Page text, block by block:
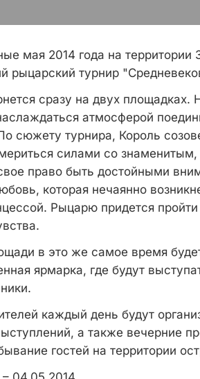
мая 2014 года на территории
рыцарский турнир
сразу на двух площадках.
атмосферой
сюжету турнира, Король
силами со
право быть достойными
которая нечаянно
Рыцарю придется
в это же самое время
ярмарка, где будут
каждый день будут
а также вечерние
гостей на территории